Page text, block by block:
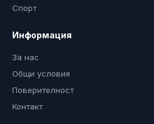
Спорт
Информация
За нас
Общи условия
Поверителност
Контакт